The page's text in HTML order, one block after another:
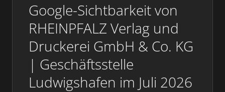
Google-Sichtbarkeit von
RHEINPFALZ Verlag und
Druckerei GmbH & Co. KG
| Geschäftsstelle
Ludwigshafen im Juli 2026